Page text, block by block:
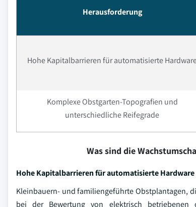
Herausforderung
Hohe Kapitalbarrieren für automatisierte
Komplexe Obstgarten-Topografien und
unterschiedliche Reifegrade
Was sind die
Hohe Kapitalbarrieren für automatisierte Hardware
Kleinbauern- und familiengeführte Obstplantagen,
bei der Bewertung von elektrisch betriebenen